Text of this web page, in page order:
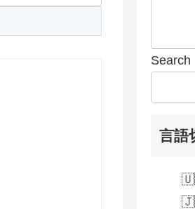
Search
言語